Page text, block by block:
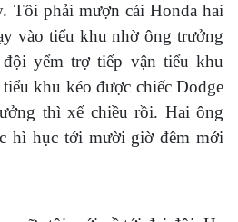
Tôi phải mượn cái Honda hai
vào tiểu khu nhờ ông trưởng
yểm trợ tiếp vận tiểu khu
khu kéo được chiếc Dodge
thì xế chiều rồi. Hai ông
hì hục tới mười giờ đêm mới